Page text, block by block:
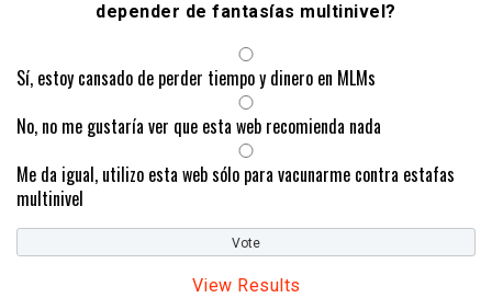
depender de fantasías multinivel?
Sí, estoy cansado de perder tiempo y dinero en MLMs
No, no me gustaría ver que esta web recomienda nada
Me da igual, utilizo esta web sólo para vacunarme contra estafas
multinivel
View Results